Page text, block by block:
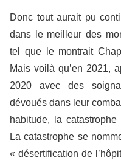
Donc tout aurait pu
dans le meilleur des
tel que le montrait
Mais voilà qu’en 2021,
2020 avec des
dévoués dans leur
habitude, la
La catastrophe se
« désertification de